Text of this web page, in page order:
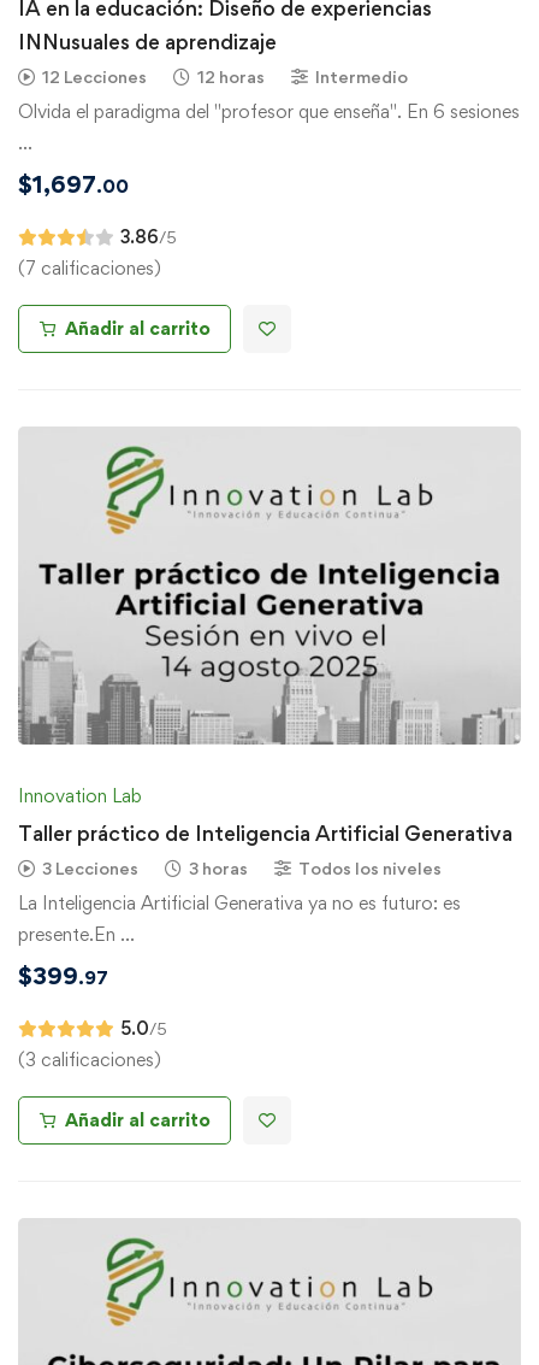
IA en la educación: Diseño de experiencias
INNusuales de aprendizaje
12 Lecciones 12 horas Intermedio
Olvida el paradigma del "profesor que enseña". En 6 sesiones
…
$1,697.00
3.86/5
(7 calificaciones)
Añadir al carrito
Innovation Lab
Taller práctico de Inteligencia Artificial Generativa
3 Lecciones 3 horas Todos los niveles
La Inteligencia Artificial Generativa ya no es futuro: es
presente.En …
$399.97
5.0/5
(3 calificaciones)
Añadir al carrito